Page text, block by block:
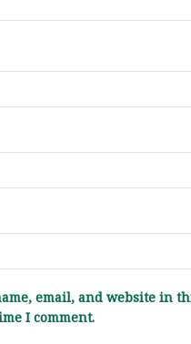
email, and website in
I comment.